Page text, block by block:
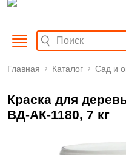
Главная Каталог Сад и
Краска для
ВД-АК-1180, 7 кг